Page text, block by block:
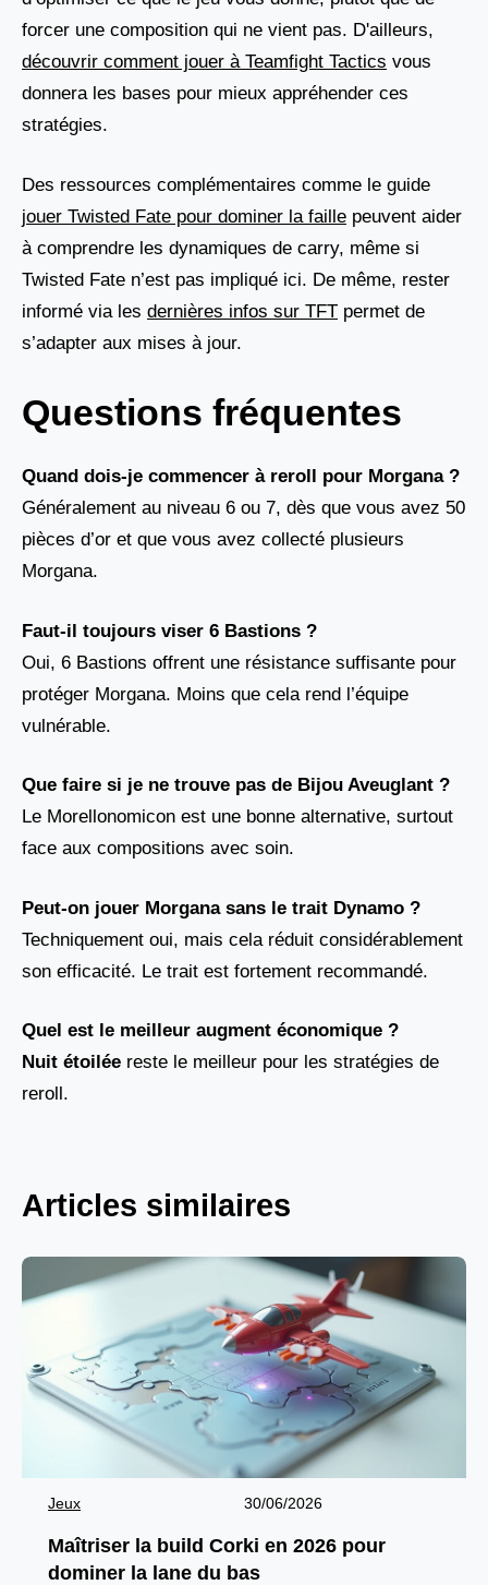
forcer une composition qui ne vient pas. D'ailleurs,
découvrir comment jouer à Teamfight Tactics vous
donnera les bases pour mieux appréhender ces
stratégies.
Des ressources complémentaires comme le guide
jouer Twisted Fate pour dominer la faille peuvent aider
à comprendre les dynamiques de carry, même si
Twisted Fate n’est pas impliqué ici. De même, rester
informé via les dernières infos sur TFT permet de
s’adapter aux mises à jour.
Questions fréquentes
Quand dois-je commencer à reroll pour Morgana ?
Généralement au niveau 6 ou 7, dès que vous avez 50
pièces d’or et que vous avez collecté plusieurs
Morgana.
Faut-il toujours viser 6 Bastions ?
Oui, 6 Bastions offrent une résistance suffisante pour
protéger Morgana. Moins que cela rend l’équipe
vulnérable.
Que faire si je ne trouve pas de Bijou Aveuglant ?
Le Morellonomicon est une bonne alternative, surtout
face aux compositions avec soin.
Peut-on jouer Morgana sans le trait Dynamo ?
Techniquement oui, mais cela réduit considérablement
son efficacité. Le trait est fortement recommandé.
Quel est le meilleur augment économique ?
Nuit étoilée reste le meilleur pour les stratégies de
reroll.
Articles similaires
Jeux 30/06/2026
Maîtriser la build Corki en 2026 pour
dominer la lane du bas